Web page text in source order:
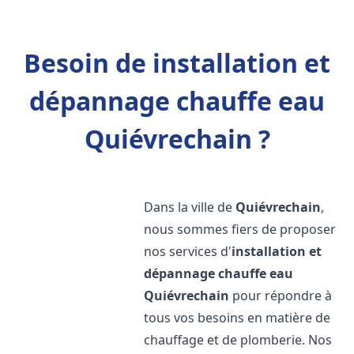
Besoin de installation et
dépannage chauffe eau
Quiévrechain ?
Dans la ville de Quiévrechain,
nous sommes fiers de proposer
nos services d'installation et
dépannage chauffe eau
Quiévrechain pour répondre à
tous vos besoins en matière de
chauffage et de plomberie. Nos